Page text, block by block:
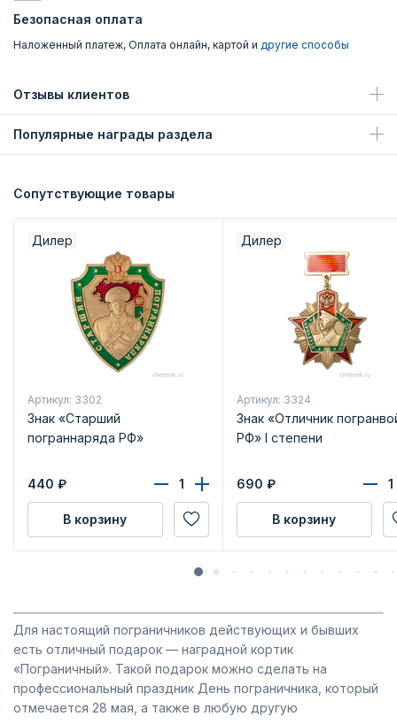
Безопасная оплата
Наложенный платеж, Оплата онлайн, картой и другие способы
Отзывы клиентов
Популярные награды раздела
Сопутствующие товары
Дилер
Артикул: 3302
Знак «Старший
пограннаряда РФ»
440 ₽
В корзину
Дилер
Артикул: 3324
Знак «Отличник
РФ» I степени
690 ₽
В корзину
Для настоящий пограничников действующих и бывших
есть отличный подарок — наградной кортик
«Пограничный». Такой подарок можно сделать на
профессиональный праздник День пограничника, который
отмечается 28 мая, а также в любую другую